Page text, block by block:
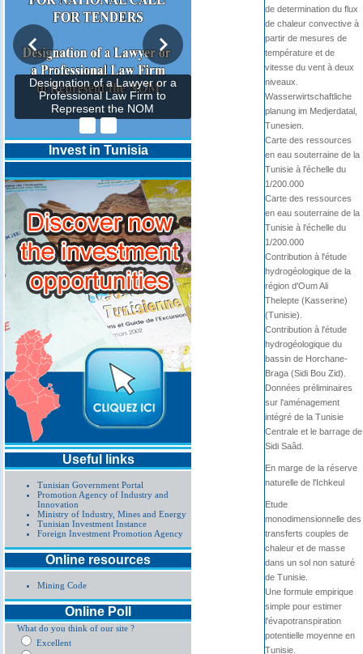
Designation of a Lawyer or a
Professional Law Firm to
Represent the NOM
Invest in Tunisia
Useful links
Tunisian Government Portal
Promotion Agency of Industry and
Innovation
Ministry of Industry, Mines and Energy
Tunisian Investment Instance
Foreign Investment Promotion Agency
Online resources
Mining Code
Online Poll
What do you think of our site ?
Excellent
de determination du flux
de chaleur convective à
partir de mesures de
température et de
vitesse du vent à deux
niveaux.
Wasserwirtschaftliche
planung im Medjerdatal,
Tunesien.
Carte des ressources
en eau souterraine de la
Tunisie à l'échelle du
1/200.000
Carte des ressources
en eau souterraine de la
Tunisie à l'échelle du
1/200.000
Contribution à l'étude
hydrogéologique de la
région d'Oum Ali
Thelepte (Kasserine)
(Tunisie).
Contribution à l'étude
hydrogéologique du
bassin de Horchane-
Braga (Sidi Bou Zid).
Données préliminaires
sur l'aménagement
intégré de la Tunisie
Centrale et le barrage de
Sidi Saâd.
En marge de la réserve
naturelle de l'Ichkeul
Etude
monodimensionnelle des
transferts couples de
chaleur et de masse
dans un sol non saturé
de Tunisie.
Une formule empirique
simple pour estimer
l'évapotranspiration
potentielle moyenne en
Tunisie.